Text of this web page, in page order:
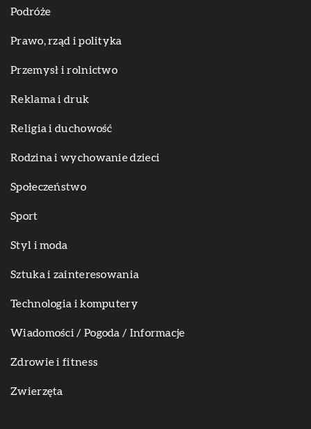
Podróże
Prawo, rząd i polityka
Przemysł i rolnictwo
Reklama i druk
Religia i duchowość
Rodzina i wychowanie dzieci
Społeczeństwo
Sport
Styl i moda
Sztuka i zainteresowania
Technologia i komputery
Wiadomości / Pogoda / Informacje
Zdrowie i fitness
Zwierzęta